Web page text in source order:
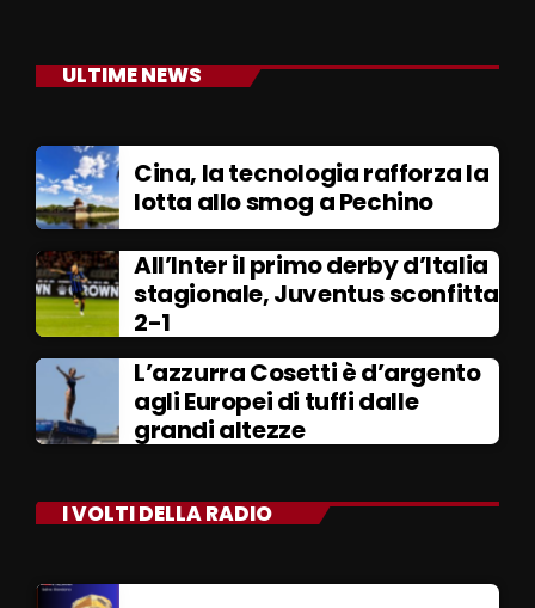
ULTIME NEWS
Cina, la tecnologia rafforza la
lotta allo smog a Pechino
All’Inter il primo derby d’Italia
stagionale, Juventus sconfitta
2-1
L’azzurra Cosetti è d’argento
agli Europei di tuffi dalle
grandi altezze
I VOLTI DELLA RADIO